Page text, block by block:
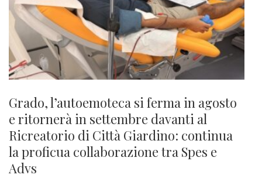
Grado, l’autoemoteca si ferma in agosto
e ritornerà in settembre davanti al
Ricreatorio di Città Giardino: continua
la proficua collaborazione tra Spes e
Advs